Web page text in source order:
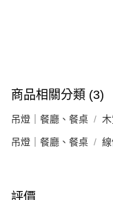
商品相關分類 (3)
吊燈｜餐廳、餐桌
吊燈｜餐廳、餐桌